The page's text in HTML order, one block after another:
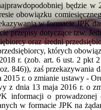
będzie
obowiązku
w formacie JPK
przepisy dotyczące tzw.
oraz średni
których
r. (zob. art. 6 ust. 2 pkt
846)), zaś przekazywania
r. o zmianie ustawy -
z dnia 13 maja 2016 r. o
informacji o
w formacie JPK na